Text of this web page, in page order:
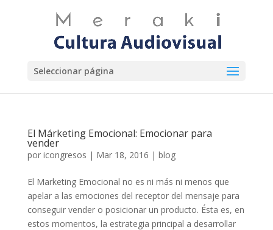
Seleccionar página
El Márketing Emocional: Emocionar para
vender
por icongresos | Mar 18, 2016 | blog
El Marketing Emocional no es ni más ni menos que
apelar a las emociones del receptor del mensaje para
conseguir vender o posicionar un producto. Ésta es, en
estos momentos, la estrategia principal a desarrollar